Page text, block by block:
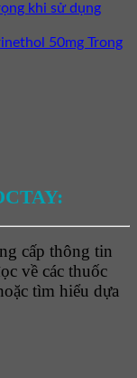
khi sử dụng
50mg Trong
cấp thông tin
về các thuốc
tìm hiểu dựa